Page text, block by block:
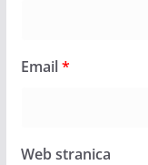
Email*
Web stranica